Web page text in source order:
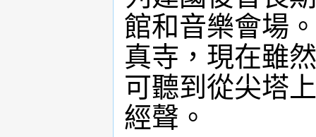
館和音樂會場
真寺，現在雖
可聽到從尖塔
經聲。